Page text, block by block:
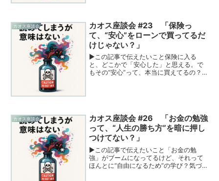
カオス座談会
カオス座談会 #23 「保険っ
て、“安心”をローンで買ってるだ
けじゃない？」
▶この記事で伝えたいこと保険に入る
と、どこかで「安心した」と思える。で
もその“安心”って、本当に買えてるの？
カオス座談会
カオス座談会 #26 「お金の勉強
って、“人生の勝ち方”を暗に押し
つけてない？」
▶この記事で伝えたいこと「お金の勉
強」がブームになってるけど、それって
ほんとに“自由になるため”の学び？気づ